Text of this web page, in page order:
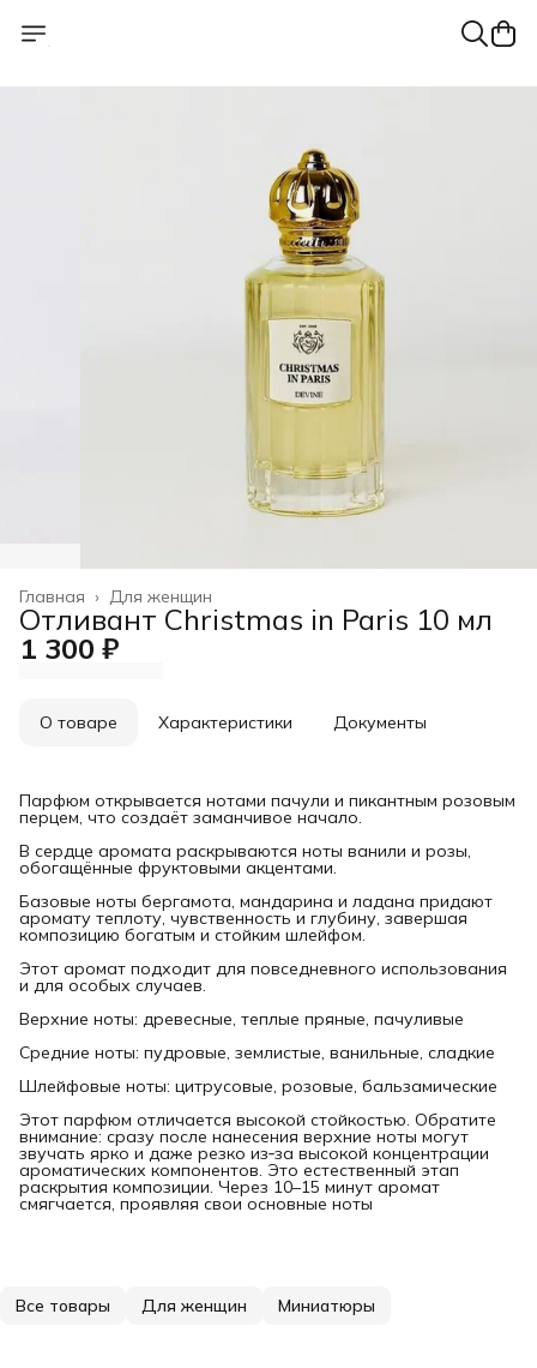
Для женщин
Главная ›
Отливант Christmas in Paris 10 мл
1 300 ₽
О товаре Характеристики Документы
Парфюм открывается нотами пачули и пикантным розовым
перцем, что создаёт заманчивое начало.
В сердце аромата раскрываются ноты ванили и розы,
обогащённые фруктовыми акцентами.
Базовые ноты бергамота, мандарина и ладана придают
аромату теплоту, чувственность и глубину, завершая
композицию богатым и стойким шлейфом.
Этот аромат подходит для повседневного использования
и для особых случаев.
Верхние ноты: древесные, теплые пряные, пачуливые
Средние ноты: пудровые, землистые, ванильные, сладкие
Шлейфовые ноты: цитрусовые, розовые, бальзамические
Этот парфюм отличается высокой стойкостью. Обратите
внимание: сразу после нанесения верхние ноты могут
звучать ярко и даже резко из‑за высокой концентрации
ароматических компонентов. Это естественный этап
раскрытия композиции. Через 10–15 минут аромат
смягчается, проявляя свои основные ноты
Все товары Для женщин Миниатюры